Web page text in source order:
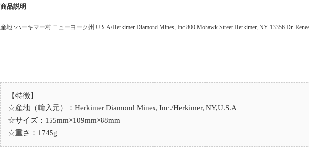
商品説明
産地 :ハーキマー村 ニューヨーク州 U.S.A/Herkimer Diamond Mines, Inc 800 Mohawk Street Herkimer, NY 13356 Dr. Renee
【特徴】
☆産地（輸入元）：Herkimer Diamond Mines, Inc./Herkimer, NY,U.S.A
☆サイズ：155mm×109mm×88mm
☆重さ：1745g